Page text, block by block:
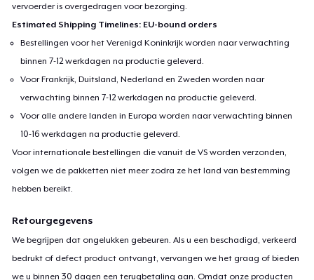
vervoerder is overgedragen voor bezorging.
Estimated Shipping Timelines: EU-bound orders
Bestellingen voor het Verenigd Koninkrijk worden naar verwachting
binnen 7-12 werkdagen na productie geleverd.
Voor Frankrijk, Duitsland, Nederland en Zweden worden naar
verwachting binnen 7-12 werkdagen na productie geleverd.
Voor alle andere landen in Europa worden naar verwachting binnen
10-16 werkdagen na productie geleverd.
Voor internationale bestellingen die vanuit de VS worden verzonden,
volgen we de pakketten niet meer zodra ze het land van bestemming
hebben bereikt.
Retourgegevens
We begrijpen dat ongelukken gebeuren. Als u een beschadigd, verkeerd
bedrukt of defect product ontvangt, vervangen we het graag of bieden
we u binnen 30 dagen een terugbetaling aan. Omdat onze producten